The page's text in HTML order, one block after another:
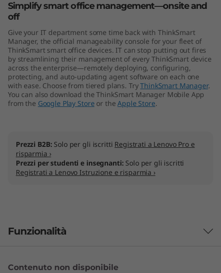
Simplify smart office management—onsite and
off
Give your IT department some time back with ThinkSmart
Manager, the official manageability console for your fleet of
ThinkSmart smart office devices. IT can stop putting out fires
by streamlining their management of every ThinkSmart device
across the enterprise—remotely deploying, configuring,
protecting, and auto-updating agent software on each one
with ease. Choose from tiered plans. TryThinkSmart Manager.
You can also download the ThinkSmart Manager Mobile App
from the Google Play Store or theApple Store.
Prezzi B2B: Solo per gli iscritti Registrati a Lenovo Pro e
risparmia ›
Prezzi per studenti e insegnanti: Solo per gli iscritti
Registrati a Lenovo Istruzione e risparmia ›
Funzionalità
Contenuto non disponibile